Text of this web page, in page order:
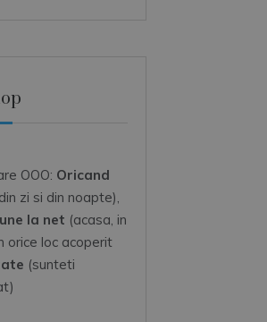
OOO: Oricand
zi si din noapte),
la net (acasa, in
orice loc acoperit
(sunteti